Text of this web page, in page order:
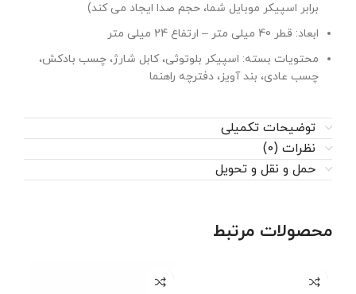
برابر اسپیکر موبایل شما، حجم صدا ایجاد می کند)
ابعاد: قطر 40 میلی متر – ارتفاع 24 میلی متر
محتویات بسته: اسپیکر بلوتوثی، کابل شارژ، چسب بادکش،
چسب عادی، بند آویز، دفترچه راهنما
توضیحات تکمیلی
نظرات (0)
حمل و نقل و تحویل
محصولات مرتبط